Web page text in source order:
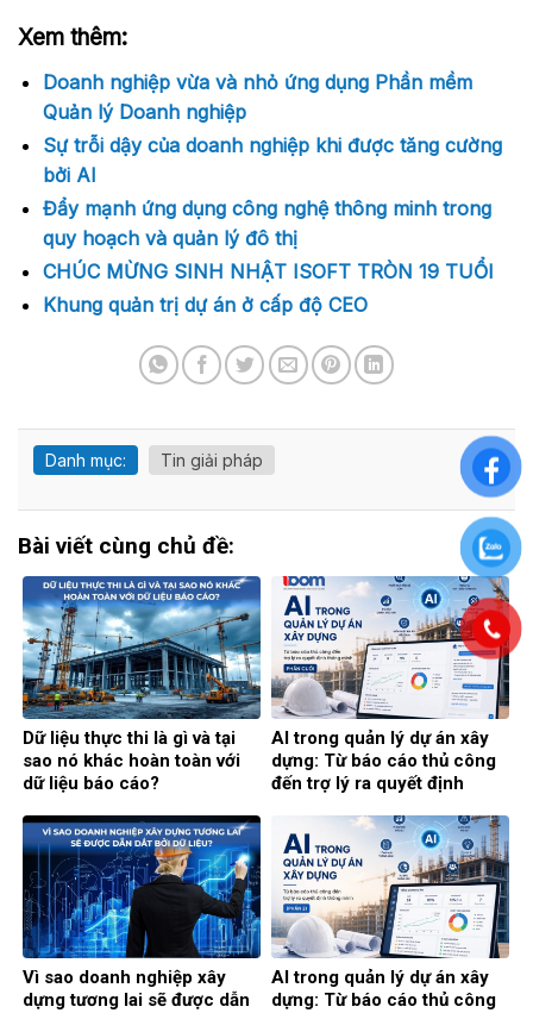
Xem thêm:
Doanh nghiệp vừa và nhỏ ứng dụng Phần mềm
Quản lý Doanh nghiệp
Sự trỗi dậy của doanh nghiệp khi được tăng cường
bởi AI
Đẩy mạnh ứng dụng công nghệ thông minh trong
quy hoạch và quản lý đô thị
CHÚC MỪNG SINH NHẬT ISOFT TRÒN 19 TUỔI
Khung quản trị dự án ở cấp độ CEO
Danh mục: Tin giải pháp
Bài viết cùng chủ đề:
Dữ liệu thực thi là gì và tại
sao nó khác hoàn toàn với
dữ liệu báo cáo?
AI trong quản lý dự án xây
dựng: Từ báo cáo thủ công
đến trợ lý ra quyết định
Vì sao doanh nghiệp xây
dựng tương lai sẽ được dẫn
AI trong quản lý dự án xây
dựng: Từ báo cáo thủ công